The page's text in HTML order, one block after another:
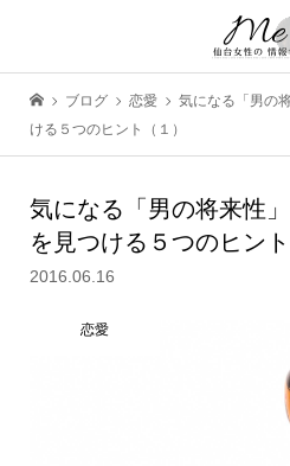
ブログ 恋愛
気になる「男の
ける５つのヒント（１）
気になる「男の将来性
を見つける５つのヒント
2016.06.16
恋愛